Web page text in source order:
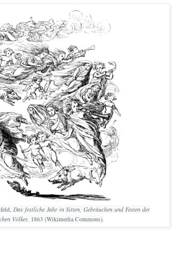
Das festliche Jahr in Sitten, Gebräuchen und Festen der
Völker, 1863 (Wikimedia Commons).